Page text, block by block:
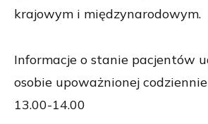
krajowym i międzynarodowym.
Informacje o stanie pacjentów
osobie upoważnionej
13.00-14.00